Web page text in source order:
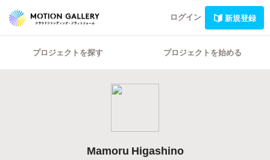
ログイン 新規登録
プロジェクトを探す プロジェクトを始める
Mamoru Higashino